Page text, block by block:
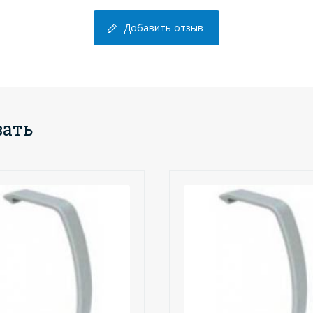
Добавить отзыв